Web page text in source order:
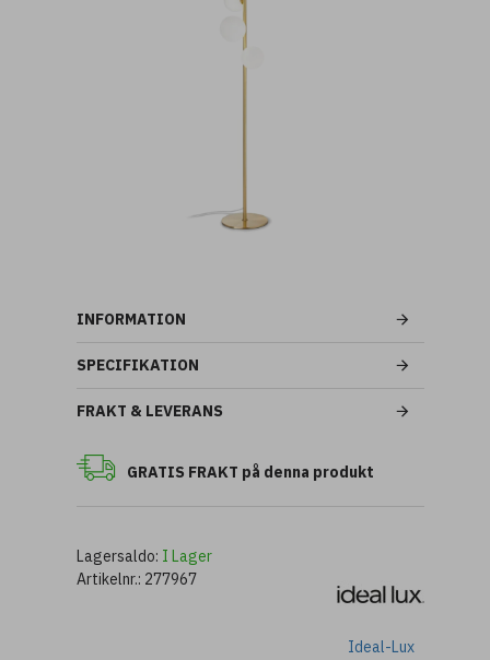
INFORMATION
SPECIFIKATION
FRAKT & LEVERANS
GRATIS FRAKT på denna produkt
Lagersaldo: I Lager
Artikelnr.: 277967
Ideal-Lux